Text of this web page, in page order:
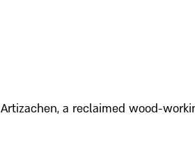
Artizachen, a reclaimed wood-